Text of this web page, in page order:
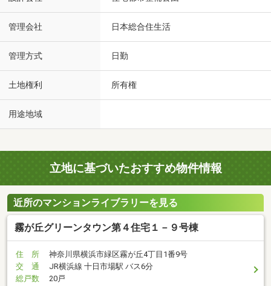
管理会社 日本総合住生活
管理方式 日勤
土地権利 所有権
用途地域
立地に基づいたおすすめ物件情報
近所のマンションライブラリーを見る
霧が丘グリーンタウン第４住宅１－９号棟
住 所
神奈川県横浜市緑区霧が丘4丁目1番9号
交 通
JR横浜線 十日市場駅 バス6分
総戸数
20戸